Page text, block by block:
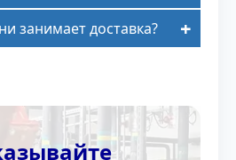
занимает доставка?